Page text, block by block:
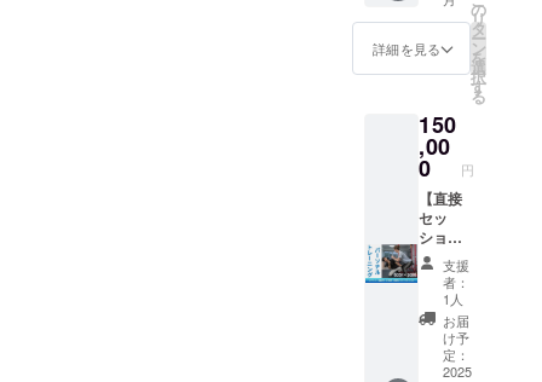
ン詳細
＊内
容： ・
グ ・ス
クワッ
ト
フォー
ムの習
得、姿
勢
チェッ
ク ・直
筆サイ
ン入り
新著1冊
＊場
所：オ
までの
12ヶ月
間 ・掲
ゴ/バ
ナー/リ
ンクの
掲載可
・掲載
ペー
ジ：書
籍紹介
専用の
ページ
・支援
時、必
ず備考
欄に希
ができ
る券で
す。 ス
クワッ
ト指
動習
慣・歩
行指導
など、
ご希望
のテー
マに合
わせた
レッス
ンをい
たしま
す。 こ
れまで
に、
詳細を見る
の
リ
タ
ー
ン
を
選
択
す
る
150
,00
0 円
【直接
セッ
ション
10回＋
サイン
本1冊】
栗山が
普段指
導して
いる
支援
者：
1人
お届
け予
定：
2025